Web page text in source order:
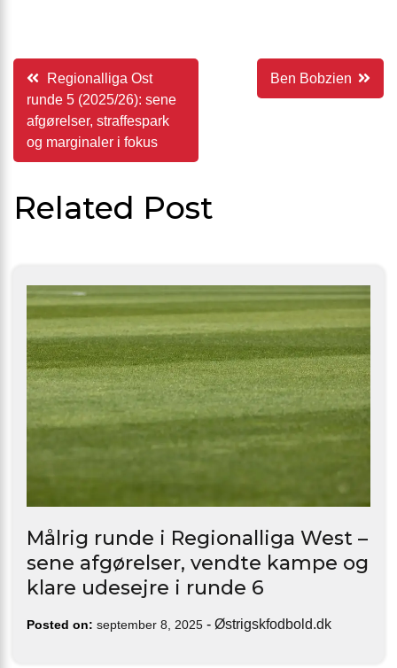
Indlægsnavigation
Regionalliga Ost
runde 5 (2025/26): sene
afgørelser, straffespark
og marginaler i fokus
Ben Bobzien
Related Post
Målrig runde i Regionalliga West –
sene afgørelser, vendte kampe og
klare udesejre i runde 6
Posted on: september 8, 2025 - Østrigskfodbold.dk